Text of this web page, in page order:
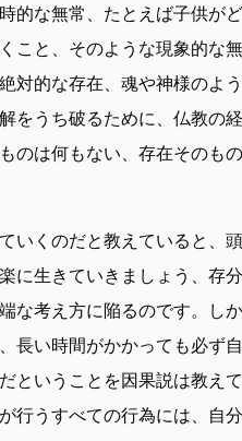
的な無常、たとえば子供が
こと、そのような現象的な
対的な存在、魂や神様のよ
をうち破るために、仏教の
のは何もない、存在そのも
いくのだと教えていると、
に生きていきましょう、存
な考え方に陥るのです。し
長い時間がかかっても必ず
ということを因果説は教え
行うすべての行為には、自